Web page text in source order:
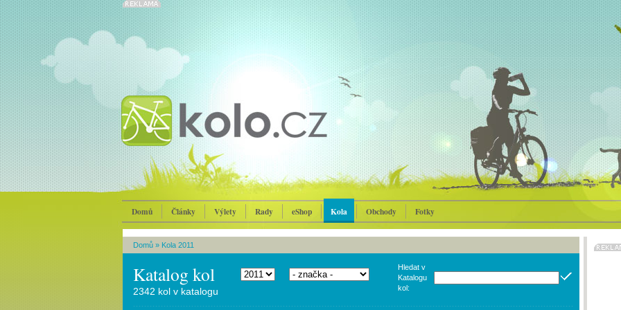
Domů Články Výlety Rady eShop Kola Obchody Fotky
Domů » Kola 2011
Katalog kol
Hledat v
Katalogu
kol:
2342 kol v katalogu